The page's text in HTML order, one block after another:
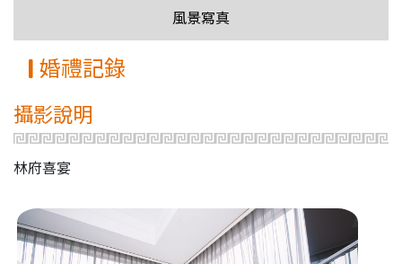
風景寫真
婚禮記錄
攝影說明
林府喜宴